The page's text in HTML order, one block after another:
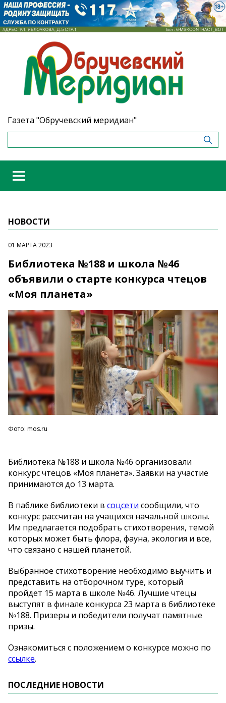
Газета "Обручевский меридиан"
НОВОСТИ
01 МАРТА 2023
Библиотека №188 и школа №46
объявили о старте конкурса чтецов
«Моя планета»
Фото: mos.ru
Библиотека №188 и школа №46 организовали
конкурс чтецов «Моя планета». Заявки на участие
принимаются до 13 марта.
В паблике библиотеки в соцсети сообщили, что
конкурс рассчитан на учащихся начальной школы.
Им предлагается подобрать стихотворения, темой
которых может быть флора, фауна, экология и все,
что связано с нашей планетой.
Выбранное стихотворение необходимо выучить и
представить на отборочном туре, который
пройдет 15 марта в школе №46. Лучшие чтецы
выступят в финале конкурса 23 марта в библиотеке
№188. Призеры и победители получат памятные
призы.
Ознакомиться с положением о конкурсе можно по
ссылке.
ПОСЛЕДНИЕ НОВОСТИ